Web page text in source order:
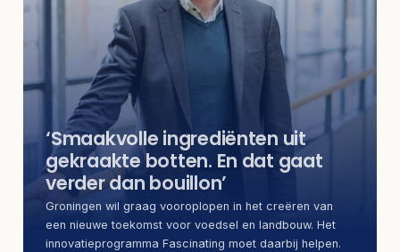
‘Smaakvolle ingrediënten uit
gekraakte botten. En dat gaat
verder dan bouillon’
Groningen wil graag vooroplopen in het creëren van
een nieuwe toekomst voor voedsel en landbouw. Het
innovatieprogramma Fascinating moet daarbij helpen.